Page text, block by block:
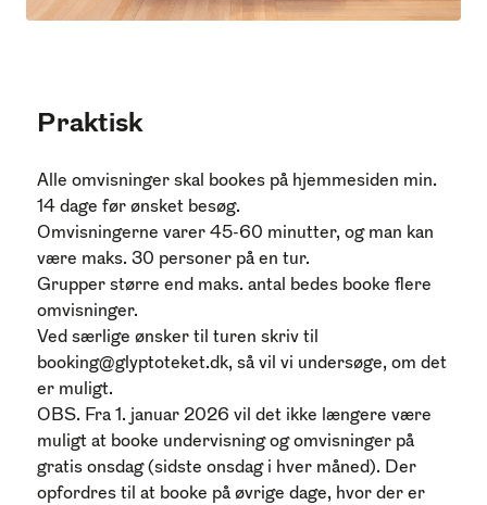
Praktisk
Alle omvisninger skal bookes på hjemmesiden min.
14 dage før ønsket besøg.
Omvisningerne varer 45-60 minutter, og man kan
være maks. 30 personer på en tur.
Grupper større end maks. antal bedes booke flere
omvisninger.
Ved særlige ønsker til turen skriv til
booking@glyptoteket.dk, så vil vi undersøge, om det
er muligt.
OBS. Fra 1. januar 2026 vil det ikke længere være
muligt at booke undervisning og omvisninger på
gratis onsdag (sidste onsdag i hver måned). Der
opfordres til at booke på øvrige dage, hvor der er